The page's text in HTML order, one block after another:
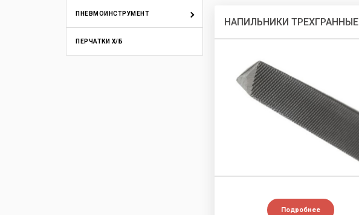
ПНЕВМОИНСТРУМЕНТ
ПЕРЧАТКИ Х/Б
НАПИЛЬНИКИ ТРЕХГРАННЫЕ
Подробнее